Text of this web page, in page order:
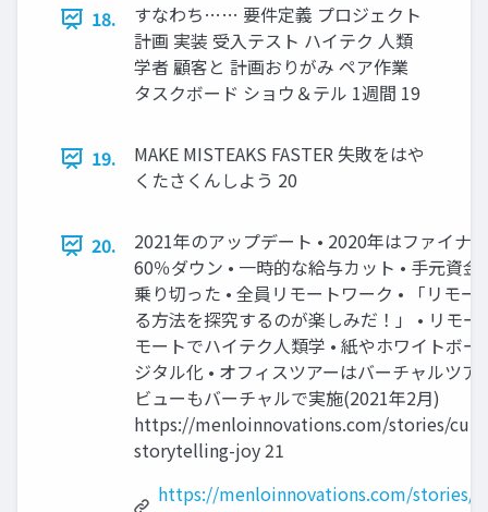
18.
すなわち…… 要件定義 プロジェクト
計画 実装 受入テスト ハイテク 人類
学者 顧客と 計画おりがみ ペア作業
タスクボード ショウ＆テル 1週間 19
19.
MAKE MISTEAKS FASTER 失敗をはや
くたさくんしよう 20
20.
2021年のアップデート • 2020年はファイナ
60％ダウン • 一時的な給与カット • 手元資金
乗り切った • 全員リモートワーク • 「リモー
る方法を探究するのが楽しみだ！」 • リモー
モートでハイテク人類学 • 紙やホワイトボ
ジタル化 • オフィスツアーはバーチャルツア
ビューもバーチャルで実施(2021年2月)
https://menloinnovations.com/stories/
storytelling-joy 21
https://menloinnovations.com/stories/